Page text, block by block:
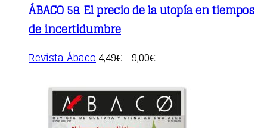
ÁBACO 58. El precio de la utopía en tiempos
de incertidumbre
Revista Ábaco This
product
multiple
variants.
The
options
4,49€ – 9,00€